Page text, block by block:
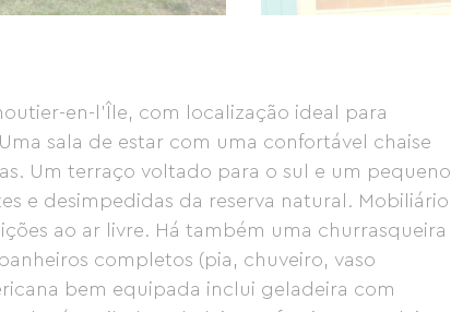
en-l'Île, com localização ideal para
sala de estar com uma confortável chaise
Um terraço voltado para o sul e um pequeno
e desimpedidas da reserva natural. Mobiliário
ao ar livre. Há também uma churrasqueira
completos (pia, chuveiro, vaso
bem equipada inclui geladeira com